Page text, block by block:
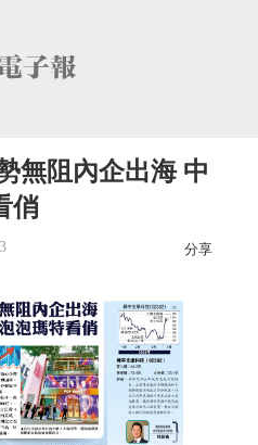
無阻內企出海 中
俏
分享